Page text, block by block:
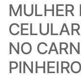
MULHER
NO
PINHEIRO